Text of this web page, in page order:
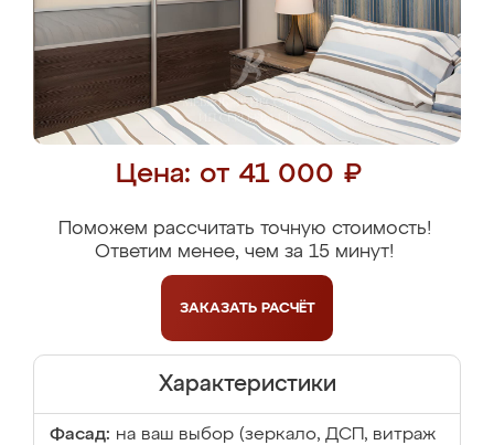
Цена: от 41 000 ₽
Поможем рассчитать точную стоимость!
Ответим менее, чем за 15 минут!
ЗАКАЗАТЬ РАСЧЁТ
Характеристики
Фасад: на ваш выбор (зеркало, ДСП, витраж